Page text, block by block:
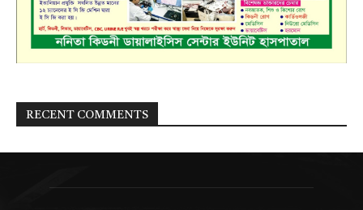
RECENT COMMENTS